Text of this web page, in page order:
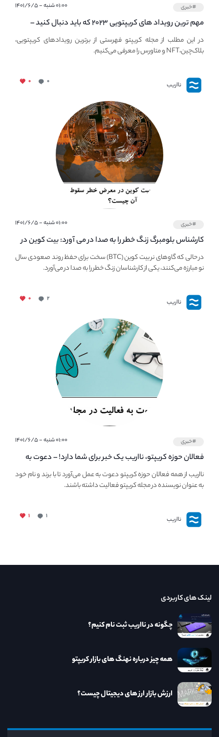
#خبری ۰۱:۰۰ شنبه - ۱۴۰۱/۶/۵
مهم ترین رویداد های کریپتویی ۲۰۲۳ که باید دنبال کنید –
معرفی بهترین رویداد های جهانی
در این مطلب از مجله کریپتو فهرستی از برترین رویدادهای کریپتویی،
بلاک‌چین،NFT و متاورس را معرفی می‌کنیم.
نااریب ۰ ۰
#خبری ۰۱:۰۰ شنبه - ۱۴۰۱/۶/۵
کارشناس بلومبرگ زنگ خطر را به صدا در می آورد: بیت کوین در
معرض خطر سقوط بزرگ است - دلیل آن چیست؟در حالی که گاوهای نر بیت کوین (BTC) سخت برای حفظ روند صعودی سال
نو مبارزه می‌کنند، یکی از کارشناسان زنگ خطر را به صدا در می‌آورد.
نااریب ۲ ۰
#خبری ۰۱:۰۰ شنبه - ۱۴۰۱/۶/۵
فعالان حوزه کریپتو، نااریب یک خبر برای شما دارد! – دعوت به
فعالیت در مجله کریپتو
نااریب از همه فعالان حوزه کریپتو دعوت به عمل می‌آورد تا با برند و نام خود
به عنوان نویسنده در مجله کریپتو فعالیت داشته باشند.
نااریب ۱ ۱
لینک های کاربردی
چگونه در نااریب ثبت نام کنیم؟
همه چیز درباره نهنگ های بازار کریپتو
ارزش بازار ارز های دیجیتال چیست؟